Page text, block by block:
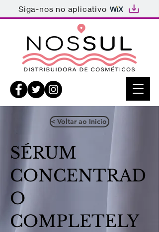
Siga-nos no aplicativo
< Voltar ao Inicio
SÉRUM
CONCENTRAD
O
COMPLETELY